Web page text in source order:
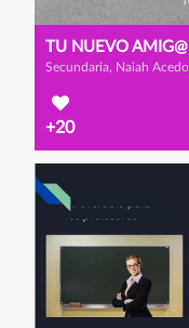
TU NUEVO AMIG@
+20